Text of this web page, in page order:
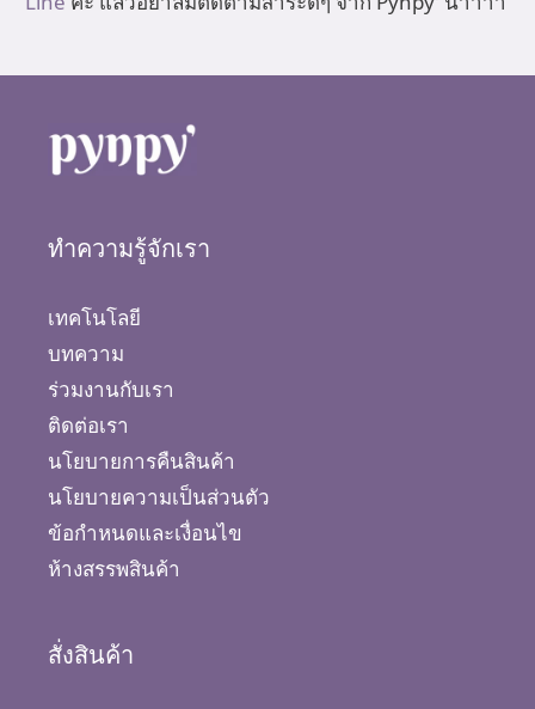
ทำความรู้จักเรา
เทคโนโลยี
บทความ
ร่วมงานกับเรา
ติดต่อเรา
นโยบายการคืนสินค้า
นโยบายความเป็นส่วนตัว
ข้อกำหนดและเงื่อนไข
ห้างสรรพสินค้า
สั่งสินค้า